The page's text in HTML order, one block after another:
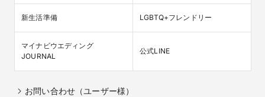
新生活準備 LGBTQ+フレンドリー
マイナビウエディング
JOURNAL
公式LINE
お問い合わせ（ユーザー様）